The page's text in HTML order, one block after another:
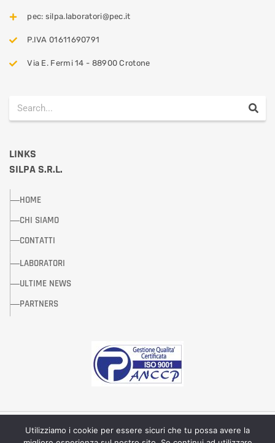
pec: silpa.laboratori@pec.it
P.IVA 01611690791
Via E. Fermi 14 - 88900 Crotone
LINKS
SILPA S.R.L.
HOME
CHI SIAMO
CONTATTI
LABORATORI
ULTIME NEWS
PARTNERS
© 2020 Silpa S.r.l - by Infolabs di R.F.
Utilizziamo i cookie per essere sicuri che tu possa avere la